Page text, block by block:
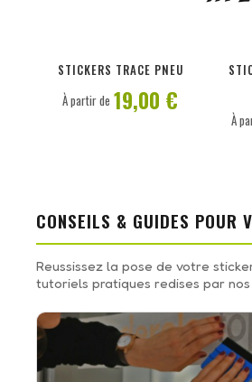
STICKERS TRACE PNEU
À partir de 19,00 €
À
CONSEILS & GUIDES POUR
Reussissez la pose de votre
tutoriels pratiques redises par